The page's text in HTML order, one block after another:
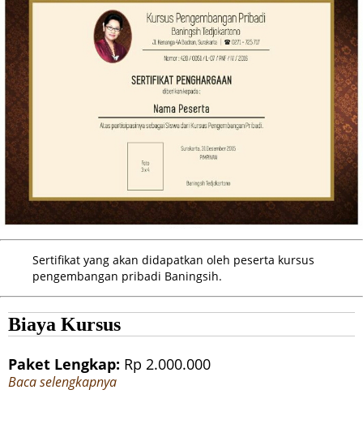
Sertifikat yang akan didapatkan oleh peserta kursus
pengembangan pribadi Baningsih.
Biaya Kursus
Paket Lengkap: Rp 2.000.000
Baca selengkapnya